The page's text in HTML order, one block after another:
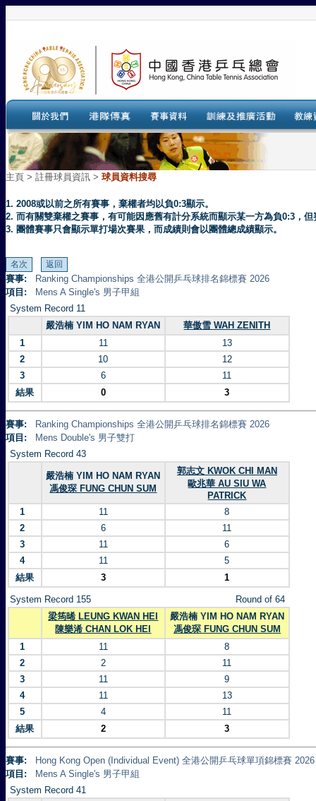
主頁 > 註冊球員資訊 > 球員資料搜尋
1. 2008或以前之所有賽事，棄權者均以負0:3顯示。
2. 而有關雙棄權之賽事，有可能因應舊有計分系統而顯示某一方為負0:3，
3. 團體賽事只會顯示單打場次賽果，而成績則會以團體總成績顯示。
賽事:
Ranking Championships 全港公開乒乓球排名錦標賽 2026
項目:
Mens A Single's 男子甲組
System Record 11
嚴浩楠 YIM HO NAM RYAN
華傲雪 WAH ZENITH
1
11
13
2
10
12
3
6
11
結果
0 3
賽事:
Ranking Championships 全港公開乒乓球排名錦標賽 2026
項目:
Mens Double's 男子雙打
System Record 43
嚴浩楠 YIM HO NAM RYAN
馮俊琛 FUNG CHUN SUM
郭志文 KWOK CHI MAN
歐兆華 AU SIU WA
PATRICK
1
11
8
2
6
11
3
11
6
4
11
5
結果
3 1
System Record 155
Round of 64
梁筠晞 LEUNG KWAN HEI
陳樂浠 CHAN LOK HEI
嚴浩楠 YIM HO NAM RYAN
馮俊琛 FUNG CHUN SUM
1
11
8
2
2
11
3
11
9
4
11
13
5
4
11
結果
2 3
賽事:
Hong Kong Open (Individual Event) 全港公開乒乓球單項錦標賽 2026
項目:
Mens A Single's 男子甲組
System Record 41